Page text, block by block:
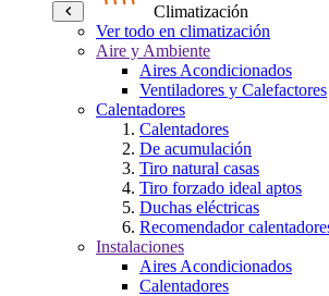
Climatización
Ver todo en climatización
Aire y Ambiente
Aires Acondicionados
Ventiladores y Calefactores
Calentadores
Calentadores
De acumulación
Tiro natural casas
Tiro forzado ideal aptos
Duchas eléctricas
Recomendador
Instalaciones
Aires Acondicionados
Calentadores